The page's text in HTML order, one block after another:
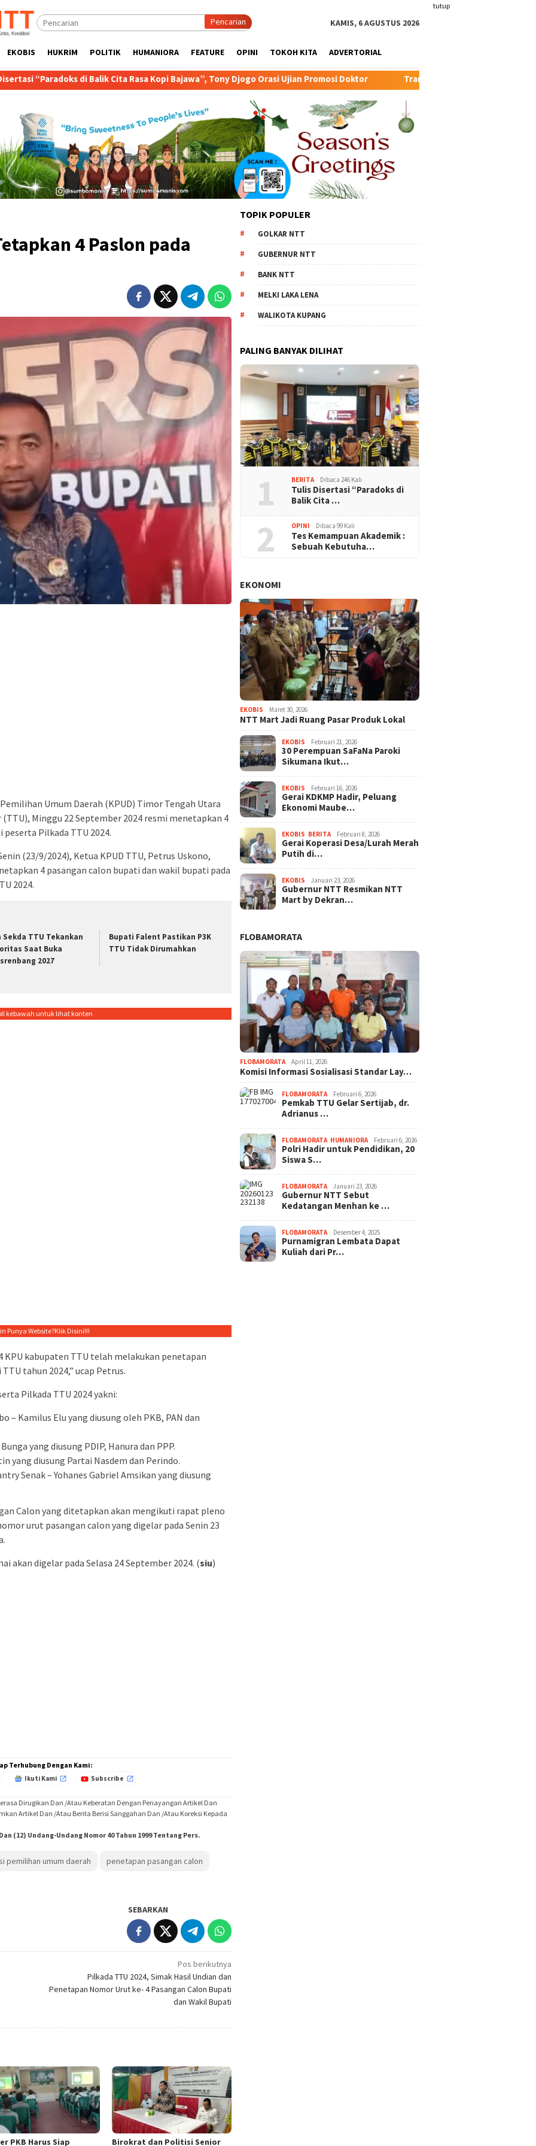
tutup
Pencarian KAMIS, 6 AGUSTUS 2026
EKOBIS HUKRIM POLITIK HUMANIORA FEATURE OPINI TOKOH KITA ADVERTORIAL
Cita Rasa Kopi Bajawa”, Tony Djogo Orasi Ujian Promosi Doktor Transformasi Peternakan Modern TTU: Kunci Baru
4 Paslon pada
Umum Daerah (KPUD) Timor Tengah Utara
Minggu 22 September 2024 resmi menetapkan 4
Pilkada TTU 2024.
(23/9/2024), Ketua KPUD TTU, Petrus Uskono,
4 pasangan calon bupati dan wakil bupati pada
2024.
Sekda TTU Tekankan
Saat Buka
2027
Bupati Falent Pastikan P3K
TTU Tidak Dirumahkan
kebawah untuk lihat konten
Punya Website?Klik Disini!!!
KPU kabupaten TTU telah melakukan penetapan
tahun 2024,” ucap Petrus.
Pilkada TTU 2024 yakni:
– Kamilus Elu yang diusung oleh PKB, PAN dan
yang diusung PDIP, Hanura dan PPP.
yang diusung Partai Nasdem dan Perindo.
Senak – Yohanes Gabriel Amsikan yang diusung
Calon yang ditetapkan akan mengikuti rapat pleno
urut pasangan calon yang digelar pada Senin 23
akan digelar pada Selasa 24 September 2024. (siu)
Terhubung Dengan Kami:
Ikuti Kami Subscribe
Dirugikan Dan /Atau Keberatan Dengan Penayangan Artikel Dan
Artikel Dan /Atau Berita Berisi Sanggahan Dan /Atau Koreksi Kepada
(12) Undang-Undang Nomor 40 Tahun 1999 Tentang Pers.
pemilihan umum daerah penetapan pasangan calon
SEBARKAN
Pos berikutnya
Pilkada TTU 2024, Simak Hasil Undian dan
Penetapan Nomor Urut ke- 4 Pasangan Calon Bupati
dan Wakil Bupati
PKB Harus Siap Birokrat dan Politisi Senior
TOPIK POPULER
GOLKAR NTT
GUBERNUR NTT
BANK NTT
MELKI LAKA LENA
WALIKOTA KUPANG
PALING BANYAK DILIHAT
1 BERITA Dibaca 246 Kali
Tulis Disertasi “Paradoks di
Balik Cita …
2 OPINI Dibaca 99 Kali
Tes Kemampuan Akademik :
Sebuah Kebutuha…
EKONOMI
EKOBIS Maret 30, 2026
NTT Mart Jadi Ruang Pasar Produk Lokal
EKOBIS Februari 21, 2026
30 Perempuan SaFaNa Paroki
Sikumana Ikut…
EKOBIS Februari 16, 2026
Gerai KDKMP Hadir, Peluang
Ekonomi Maube…
EKOBIS BERITA Februari 8, 2026
Gerai Koperasi Desa/Lurah Merah
Putih di…
EKOBIS Januari 23, 2026
Gubernur NTT Resmikan NTT
Mart by Dekran…
FLOBAMORATA
FLOBAMORATA April 11, 2026
Komisi Informasi Sosialisasi Standar Lay…
FLOBAMORATA Februari 6, 2026
Pemkab TTU Gelar Sertijab, dr.
Adrianus …
FLOBAMORATA, HUMANIORA Februari 6, 2026
Polri Hadir untuk Pendidikan, 20
Siswa S…
FLOBAMORATA Januari 23, 2026
Gubernur NTT Sebut
Kedatangan Menhan ke …
FLOBAMORATA Desember 4, 2025
Purnamigran Lembata Dapat
Kuliah dari Pr…